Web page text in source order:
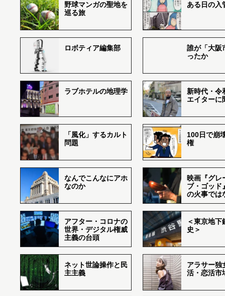
野球マンガの聖地を
巡る旅
ある日の入
ロボティア編集部
誰が「大阪
ったか
ラブホテルの地理学
新時代・令
エイターに
「風化」するカルト
問題
100日で崩
権
なんでこんなにアホ
なのか
映画『グレ
ブ・ゴッド
の火事では
アフター・コロナの
世界・デジタル権威
主義の台頭
＜東京地下
史＞
ネット世論操作と民
主主義
アラサー独
活・恋活市